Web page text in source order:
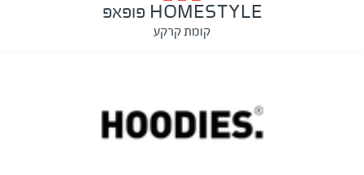
HOMESTYLE פופאפ
קומת קרקע